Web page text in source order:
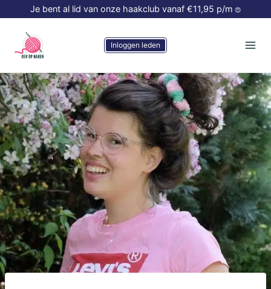
Doorgaan
naar
inhoud
Je bent al lid van onze haakclub vanaf €11,95 p/m 😍
Inloggen leden